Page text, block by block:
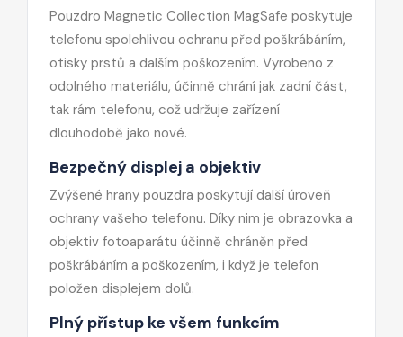
Pouzdro Magnetic Collection MagSafe poskytuje
telefonu spolehlivou ochranu před poškrábáním,
otisky prstů a dalším poškozením. Vyrobeno z
odolného materiálu, účinně chrání jak zadní část,
tak rám telefonu, což udržuje zařízení
dlouhodobě jako nové.
Bezpečný displej a objektiv
Zvýšené hrany pouzdra poskytují další úroveň
ochrany vašeho telefonu. Díky nim je obrazovka a
objektiv fotoaparátu účinně chráněn před
poškrábáním a poškozením, i když je telefon
položen displejem dolů.
Plný přístup ke všem funkcím